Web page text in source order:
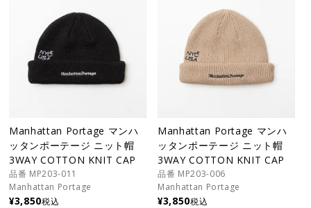
Manhattan Portage マンハ
ッタンポーテージ ニット帽
3WAY COTTON KNIT CAP
品番 MP203-011
Manhattan Portage
¥3,850税込
Manhattan Portage マンハ
ッタンポーテージ ニット帽
3WAY COTTON KNIT CAP
品番 MP203-006
Manhattan Portage
¥3,850税込